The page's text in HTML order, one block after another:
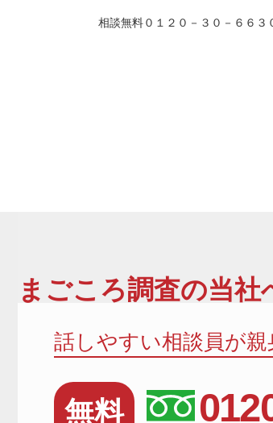
相談無料０１２０－３０－６６３
まごころ調査の当社
話しやすい相談員が
無料